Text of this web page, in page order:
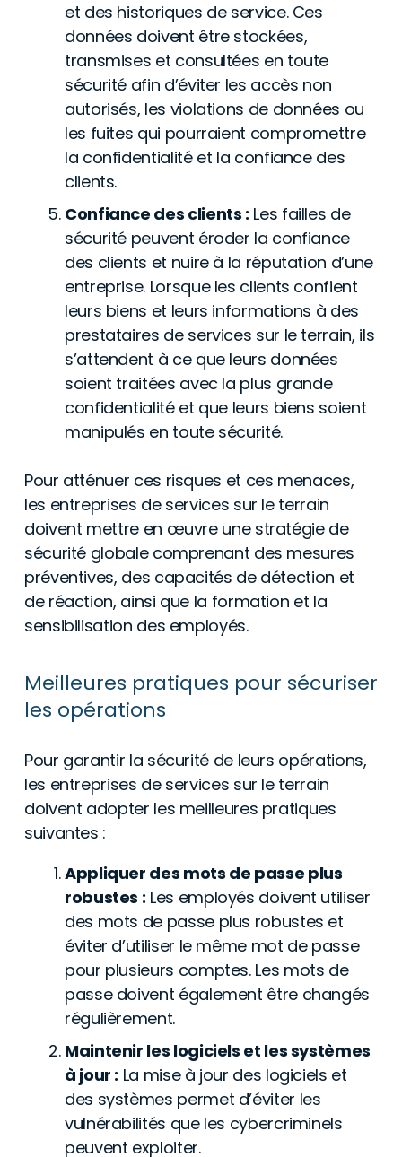
et des historiques de service. Ces
données doivent être stockées,
transmises et consultées en toute
sécurité afin d’éviter les accès non
autorisés, les violations de données ou
les fuites qui pourraient compromettre
la confidentialité et la confiance des
clients.
Confiance des clients : Les failles de
sécurité peuvent éroder la confiance
des clients et nuire à la réputation d’une
entreprise. Lorsque les clients confient
leurs biens et leurs informations à des
prestataires de services sur le terrain, ils
s’attendent à ce que leurs données
soient traitées avec la plus grande
confidentialité et que leurs biens soient
manipulés en toute sécurité.
Pour atténuer ces risques et ces menaces,
les entreprises de services sur le terrain
doivent mettre en œuvre une stratégie de
sécurité globale comprenant des mesures
préventives, des capacités de détection et
de réaction, ainsi que la formation et la
sensibilisation des employés.
Meilleures pratiques pour sécuriser
les opérations
Pour garantir la sécurité de leurs opérations,
les entreprises de services sur le terrain
doivent adopter les meilleures pratiques
suivantes :
Appliquer des mots de passe plus
robustes : Les employés doivent utiliser
des mots de passe plus robustes et
éviter d’utiliser le même mot de passe
pour plusieurs comptes. Les mots de
passe doivent également être changés
régulièrement.
Maintenir les logiciels et les systèmes
à jour : La mise à jour des logiciels et
des systèmes permet d’éviter les
vulnérabilités que les cybercriminels
peuvent exploiter.